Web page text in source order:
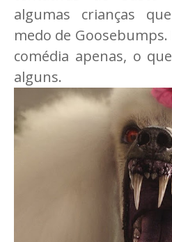
algumas crianças
medo de
comédia apenas, o
alguns.